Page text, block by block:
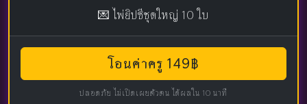
💌 ไพ่ยิปซีชุดใหญ่ 10 ใบ
โอนค่าครู 149฿
ปลอดภัย ไม่เปิดเผยตัวตน ได้ผลใน 10 นาที